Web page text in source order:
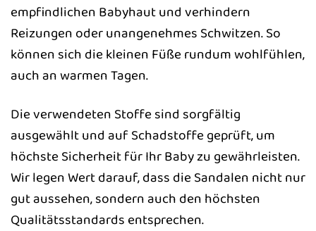
empfindlichen Babyhaut und verhindern
Reizungen oder unangenehmes Schwitzen. So
können sich die kleinen Füße rundum wohlfühlen,
auch an warmen Tagen.
Die verwendeten Stoffe sind sorgfältig
ausgewählt und auf Schadstoffe geprüft, um
höchste Sicherheit für Ihr Baby zu gewährleisten.
Wir legen Wert darauf, dass die Sandalen nicht nur
gut aussehen, sondern auch den höchsten
Qualitätsstandards entsprechen.